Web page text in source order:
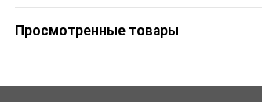
Просмотренные товары